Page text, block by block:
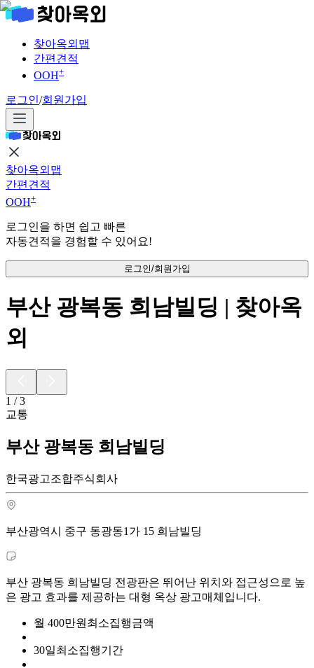
찾아옥외맵
간편견적
OOH+
로그인/회원가입
찾아옥외맵
간편견적
OOH+
로그인을 하면 쉽고 빠른
자동견적을 경험할 수 있어요!
로그인/회원가입
부산 광복동 희남빌딩 | 찾아옥
외
1 /3
교통
부산 광복동 희남빌딩
한국광고조합주식회사
부산광역시 중구 동광동1가 15 희남빌딩
부산 광복동 희남빌딩 전광판은 뛰어난 위치와 접근성으로 높
은 광고 효과를 제공하는 대형 옥상 광고매체입니다.
월 400만원 최소집행금액
30일최소집행기간